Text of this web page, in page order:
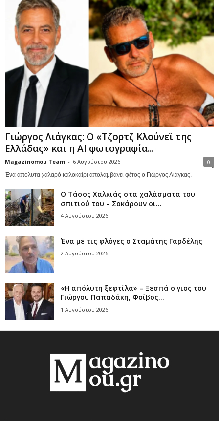
Γιώργος Λιάγκας: Ο «Τζορτζ Κλούνεϊ της
Ελλάδας» και η AI φωτογραφία...
Magazinomou Team - 6 Αυγούστου 2026 0
Ένα απόλυτα χαλαρό καλοκαίρι απολαμβάνει φέτος ο Γιώργος Λιάγκας.
Ο Τάσος Χαλκιάς στα χαλάσματα του
σπιτιού του – Σοκάρουν οι...
4 Αυγούστου 2026
Ένα με τις φλόγες ο Σταμάτης Γαρδέλης
2 Αυγούστου 2026
«Η απόλυτη ξεφτίλα» – Ξεσπά ο γιος του
Γιώργου Παπαδάκη, Φοίβος...
1 Αυγούστου 2026